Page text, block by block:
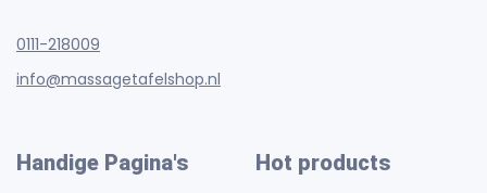
0111-218009
info@massagetafelshop.nl
Handige Pagina's Hot products